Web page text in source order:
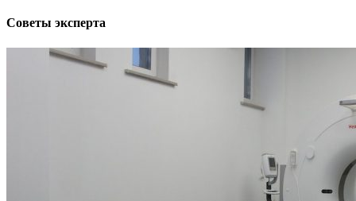
Советы эксперта